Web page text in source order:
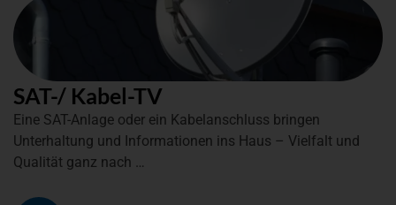
SAT-/ Kabel-TV
Eine SAT-Anlage oder ein Kabelanschluss bringen
Unterhaltung und Informationen ins Haus – Vielfalt und
Qualität ganz nach …